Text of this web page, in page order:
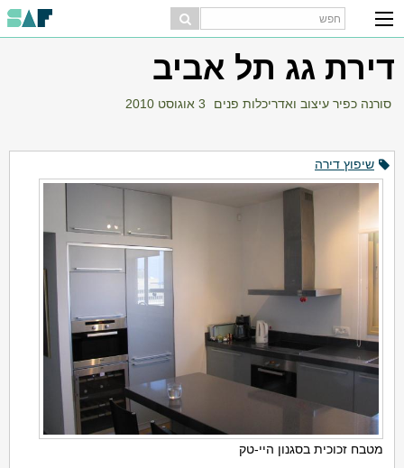
דירת גג תל אביב
סורנה כפיר עיצוב ואדריכלות פנים 3 אוגוסט 2010
שיפוץ דירה
מטבח זכוכית בסגנון היי-טק